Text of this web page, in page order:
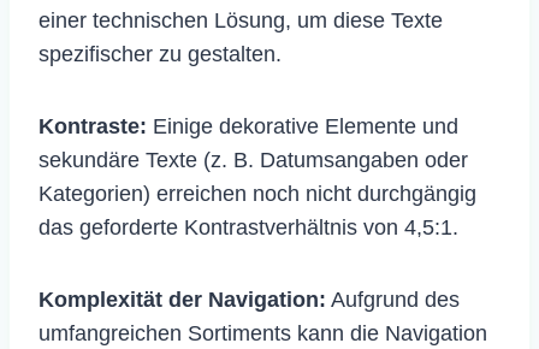
einer technischen Lösung, um diese Texte
spezifischer zu gestalten.
Kontraste: Einige dekorative Elemente und
sekundäre Texte (z. B. Datumsangaben oder
Kategorien) erreichen noch nicht durchgängig
das geforderte Kontrastverhältnis von 4,5:1.
Komplexität der Navigation: Aufgrund des
umfangreichen Sortiments kann die Navigation